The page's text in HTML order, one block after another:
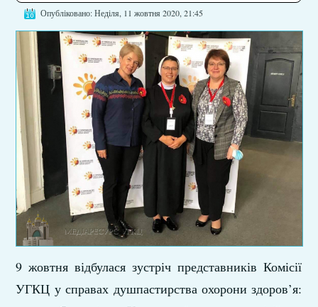
Опубліковано: Неділя, 11 жовтня 2020, 21:45
9 жовтня відбулася зустріч представників Комісії
УГКЦ у справах душпастирства охорони здоров’я: